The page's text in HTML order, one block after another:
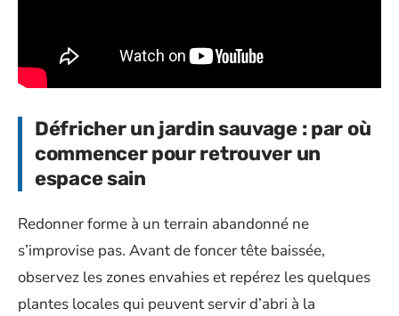
Défricher un jardin sauvage : par où
commencer pour retrouver un
espace sain
Redonner forme à un terrain abandonné ne
s’improvise pas. Avant de foncer tête baissée,
observez les zones envahies et repérez les quelques
plantes locales qui peuvent servir d’abri à la